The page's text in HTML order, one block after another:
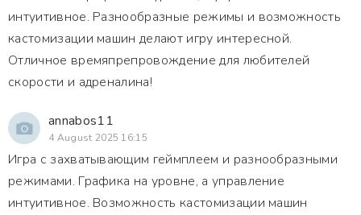
интуитивное. Разнообразные режимы и возможность
кастомизации машин делают игру интересной.
Отличное времяпрепровождение для любителей
скорости и адреналина!
annabos11
4 August 2025 16:15
Игра с захватывающим геймплеем и разнообразными
режимами. Графика на уровне, а управление
интуитивное. Возможность кастомизации машин